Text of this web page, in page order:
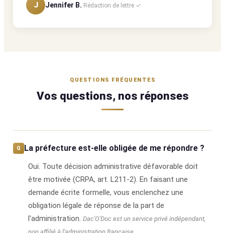
J Jennifer B. Rédaction de lettre ✓
QUESTIONS FRÉQUENTES
Vos questions, nos réponses
La préfecture est-elle obligée de me répondre ?
Oui. Toute décision administrative défavorable doit
être motivée (CRPA, art. L211-2). En faisant une
demande écrite formelle, vous enclenchez une
obligation légale de réponse de la part de
l'administration. Dac'O'Doc est un service privé indépendant,